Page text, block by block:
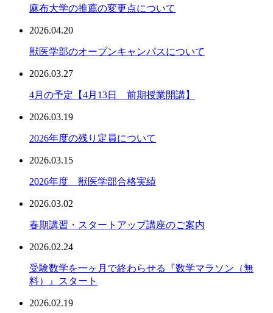
麻布大学の推薦の変更点について
2026.04.20
獣医学部のオープンキャンパスについて
2026.03.27
4月の予定【4月13日 前期授業開講】
2026.03.19
2026年度の残り定員について
2026.03.15
2026年度 獣医学部合格実績
2026.03.02
春期講習・スタートアップ講座のご案内
2026.02.24
受験数学を一ヶ月で終わらせる『数学マラソン（無
料）』スタート
2026.02.19